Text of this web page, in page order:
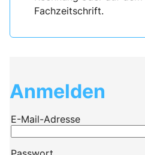
Fachzeitschrift.
Anmelden